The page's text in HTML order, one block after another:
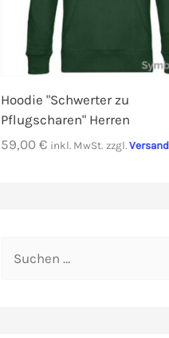
Hoodie "Schwerter zu
Pflugscharen" Herren
59,00 € inkl. MwSt. zzgl. Versand